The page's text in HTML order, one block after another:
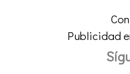
Publicidad